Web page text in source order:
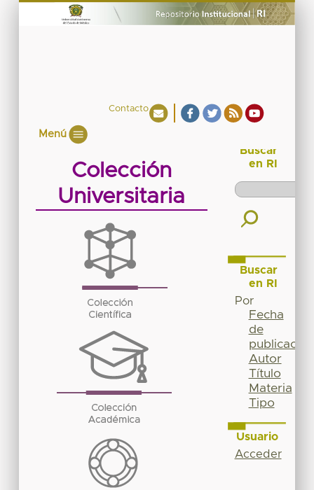
Contacto
Menú
Colección
Universitaria
Buscar
en RI
Buscar
en RI
Por
Fecha
de
publicación
Autor
Título
Materia
Tipo
Usuario
Acceder